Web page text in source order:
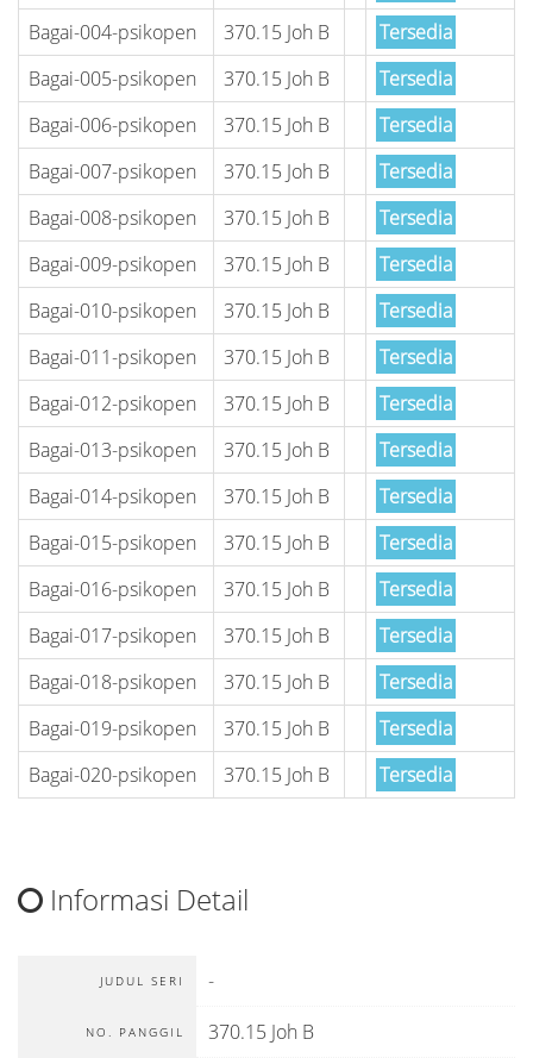
Bagai-004-psikopen
370.15 Joh B
Tersedia
Bagai-005-psikopen
370.15 Joh B
Tersedia
Bagai-006-psikopen
370.15 Joh B
Tersedia
Bagai-007-psikopen
370.15 Joh B
Tersedia
Bagai-008-psikopen
370.15 Joh B
Tersedia
Bagai-009-psikopen
370.15 Joh B
Tersedia
Bagai-010-psikopen
370.15 Joh B
Tersedia
Bagai-011-psikopen
370.15 Joh B
Tersedia
Bagai-012-psikopen
370.15 Joh B
Tersedia
Bagai-013-psikopen
370.15 Joh B
Tersedia
Bagai-014-psikopen
370.15 Joh B
Tersedia
Bagai-015-psikopen
370.15 Joh B
Tersedia
Bagai-016-psikopen
370.15 Joh B
Tersedia
Bagai-017-psikopen
370.15 Joh B
Tersedia
Bagai-018-psikopen
370.15 Joh B
Tersedia
Bagai-019-psikopen
370.15 Joh B
Tersedia
Bagai-020-psikopen
370.15 Joh B Tersedia
Informasi Detail
JUDUL SERI -
NO. PANGGIL 370.15 Joh B